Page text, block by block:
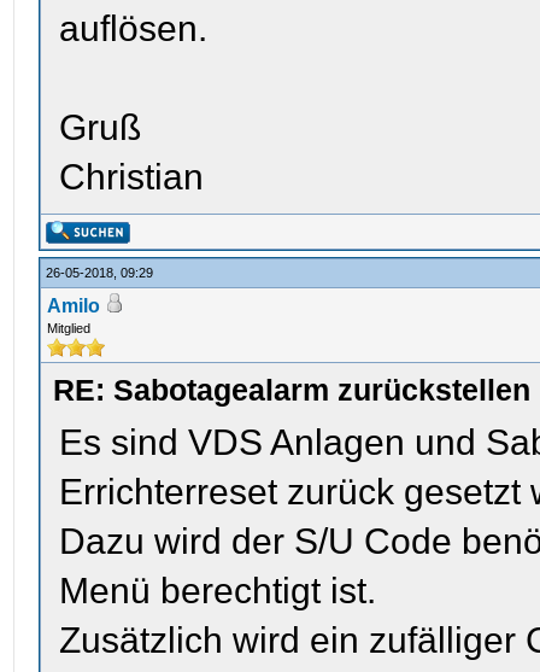
auflösen.
Gruß
Christian
26-05-2018, 09:29
Amilo
Mitglied
RE: Sabotagealarm zurückstellen
Es sind VDS Anlagen und
Errichterreset zurück gesetzt
Dazu wird der S/U Code
Menü berechtigt ist.
Zusätzlich wird ein zufälliger